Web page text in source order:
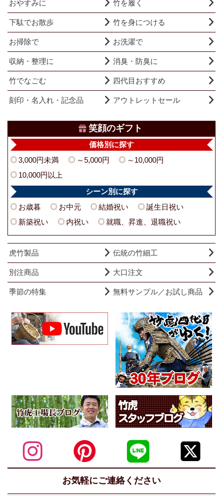
おやすみに 竹を履く
下駄でお散歩 竹を身につける
お掃除で お洗濯で
収納・整理に 消臭・防臭に
竹でなごむ 四代目おすすめ
刻印・名入れ・記念品 アウトレットセール
笑顔のギフト
価格別に探す
3,000円未満 ～5,000円
～10,000円
10,000円以上
シーン別に探す
お歳暮 お中元 結婚祝い
誕生日祝い
新築祝い
内祝い 就職、昇進、退職祝い
虎竹製品 伝統の竹細工
別注商品 大口注文
季節の特集 無料サンプル／お試し商品
お気軽にご連絡ください